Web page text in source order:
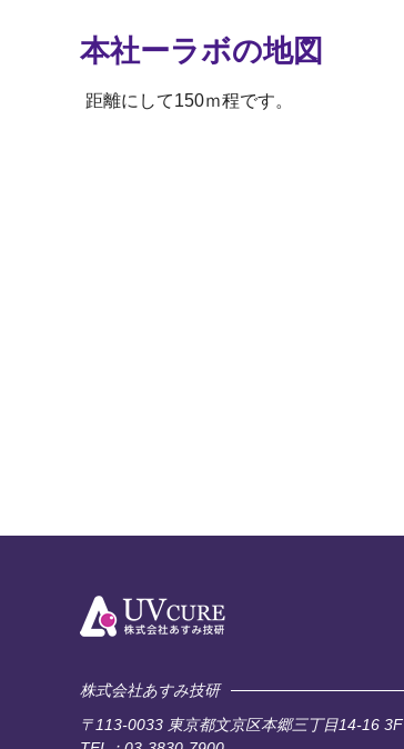
本社ーラボの地図
距離にして150ｍ程です。
株式会社あすみ技研
〒113-0033 東京都文京区本郷三丁目14-16 3F